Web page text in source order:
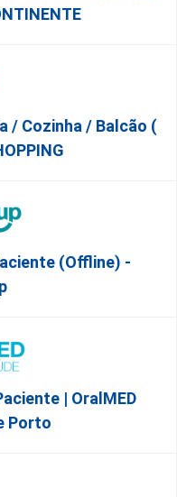
/ Cozinha / Balcão (
(Offline) -
| OralMED
Porto